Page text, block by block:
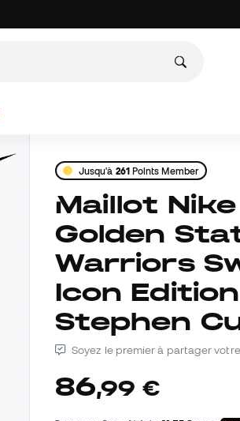
Jusqu'à 261Points Member
Maillot Nike Enfant
Golden
Warriors
Icon Edition
Stephen
Soyez le premier à partager
86,99 €